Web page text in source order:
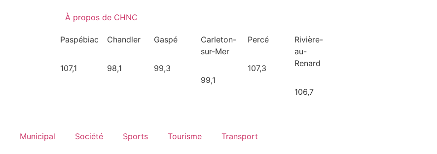
À propos de CHNC
Paspébiac
107,1
Chandler
98,1
Gaspé
99,3
Carleton-
sur-Mer
99,1
Percé
107,3
Rivière-
au-
Renard
106,7
Municipal Société Sports Tourisme Transport